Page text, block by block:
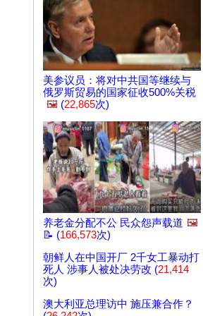
美参议员：将对中共国等继续与
俄罗斯贸易的国家征收500%关税
🖼️ (22,865次)
养老金分配不公 民众怨声载道 🖼️
📝 (166,573次)
朝鲜人在中国开厂 2千女工暴动打
死人 涉事人被处决劳改 (21,414
次)
澳大利亚总理访中 施压兼合作？